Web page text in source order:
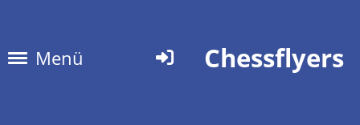
Menü Chessflyers